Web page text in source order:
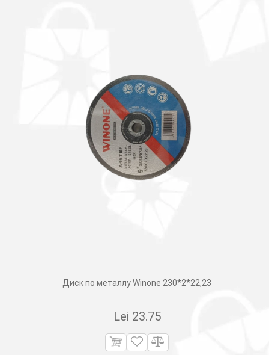
Диск по металлу Winone 230*2*22,23
Lei 23.75